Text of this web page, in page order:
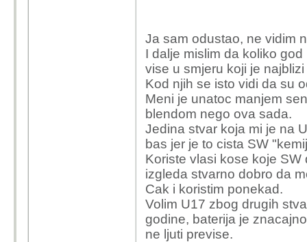
Ja sam odustao, ne vidim
I dalje mislim da koliko
vise u smjeru koji je
Kod njih se isto vidi da su
Meni je unatoc manjem
blendom nego ova sada.
Jedina stvar koja mi je na
bas jer je to cista SW
Koriste vlasi kose koje
izgleda stvarno dobro da
Cak i koristim ponekad.
Volim U17 zbog drugih
godine, baterija je
ne ljuti previse.